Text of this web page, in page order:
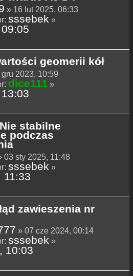
» 16 lut 2025, 06:33
sssebek »
geomerii kół
gru 2023, 10:59
dice111 »
stabilne
podczas
03 sty 2025, 11:48
sssebek »
11:33
zawieszenia nr
» 07 cze 2024, 00:14
sssebek »
10:03